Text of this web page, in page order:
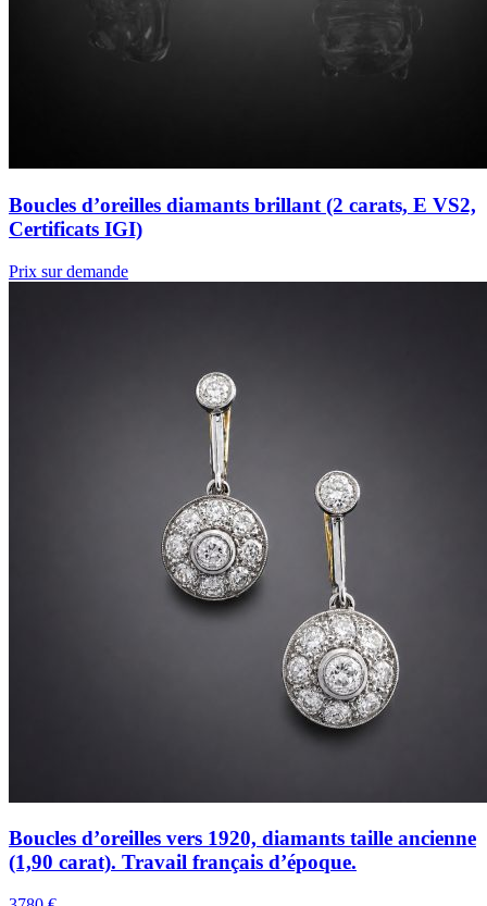
Boucles d’oreilles diamants brillant (2 carats, E VS2,
Certificats IGI)
Prix sur demande
Boucles d’oreilles vers 1920, diamants taille ancienne
(1,90 carat). Travail français d’époque.